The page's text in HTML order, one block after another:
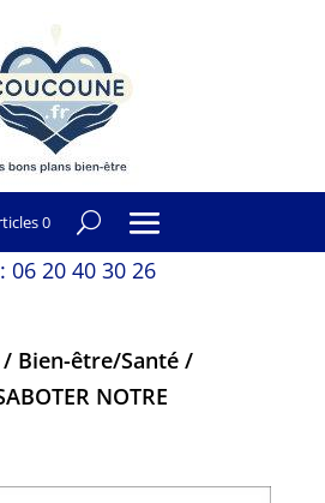
0
06 20 40 30 26
/ Bien-être/Santé/
NOTRE